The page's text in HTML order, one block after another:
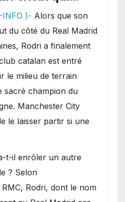
grand bruit
des
INFO )- Alors que son
du côté du Real Madrid
Rodri a finalement
catalan est entré
le milieu de terrain
sacré champion du
Manchester City
le laisser partir si une
t-il enrôler un autre
? Selon
Rodri, dont le nom